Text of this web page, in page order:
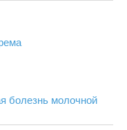
болезнь молочной